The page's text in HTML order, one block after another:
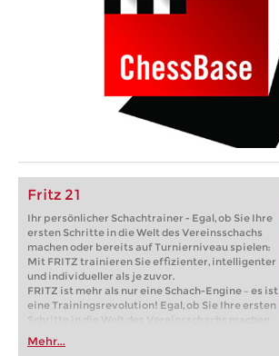
Fritz 21
Ihr persönlicher Schachtrainer - Egal, ob Sie Ihre
ersten Schritte in die Welt des Vereinsschachs
machen oder bereits auf Turnierniveau spielen:
Mit FRITZ trainieren Sie effizienter, intelligenter
und individueller als je zuvor.
FRITZ ist mehr als nur eine Schach-Engine – es ist
eine Trainingsrevolution! Egal, ob Sie Ihre ersten
Schritte in die Welt des Vereinsschachs machen
oder bereits auf Turnierniveau spielen: Mit
FRITZ trainieren Sie effizienter, intelligenter und
Mehr...